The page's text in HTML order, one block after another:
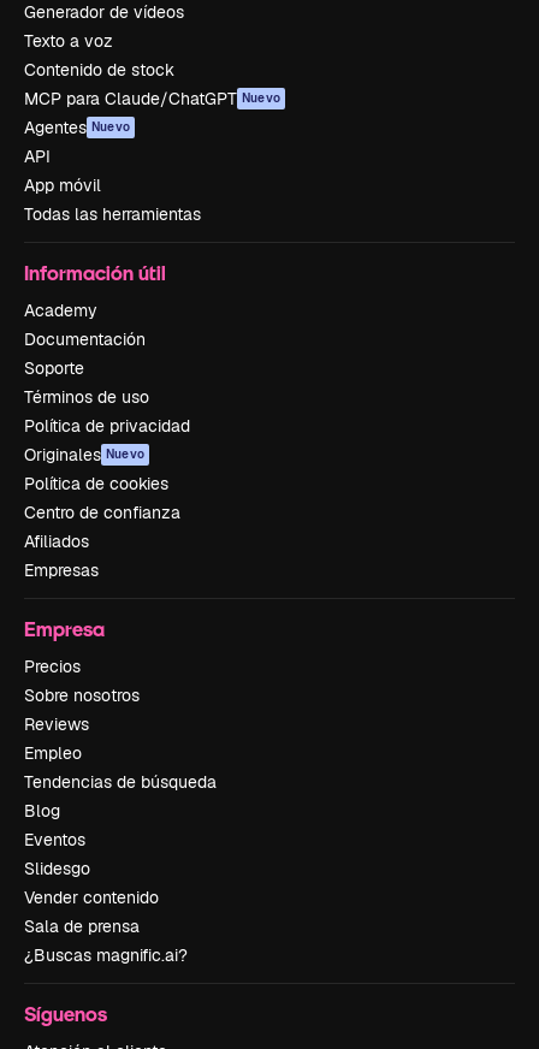
Generador de vídeos
Texto a voz
Contenido de stock
MCP para Claude/ChatGPT Nuevo
Agentes Nuevo
API
App móvil
Todas las herramientas
Información útil
Academy
Documentación
Soporte
Términos de uso
Política de privacidad
Originales Nuevo
Política de cookies
Centro de confianza
Afiliados
Empresas
Empresa
Precios
Sobre nosotros
Reviews
Empleo
Tendencias de búsqueda
Blog
Eventos
Slidesgo
Vender contenido
Sala de prensa
¿Buscas magnific.ai?
Síguenos